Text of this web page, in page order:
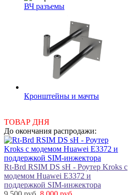
ВЧ разъемы
Кронштейны и мачты
ТОВАР ДНЯ
До окончания распродажи:
Rt-Brd RSIM DS sH - Роутер Kroks с
модемом Huawei E3372 и
поддержкой SIM-инжектора